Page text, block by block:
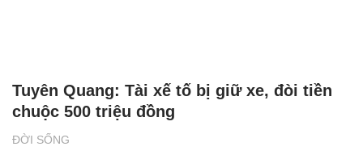
ĐỜI SỐNG
Tuyên Quang: Tài xế tố bị giữ xe, đòi tiền
chuộc 500 triệu đồng